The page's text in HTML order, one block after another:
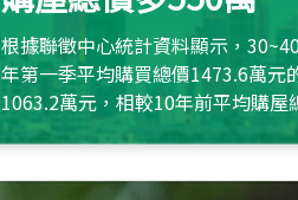
根據聯徵中心統計資料顯示，
年第一季平均購買總價1473.6萬元
1063.2萬元，相較10年前平均購屋
約550萬元，且貸款金額也多